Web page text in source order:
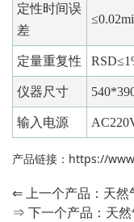
定性时间误
差
定量重复性
仪器尺寸
输入电源
产品链接： https://
⇐ 上一个产品： 天然
⇒ 下一个产品： 天